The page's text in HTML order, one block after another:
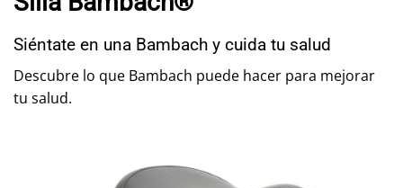
Siéntate en una Bambach y cuida tu salud
Descubre lo que Bambach puede hacer para mejorar
tu salud.